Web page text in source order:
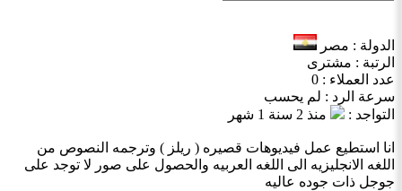
الدولة : مصر
الرتبة : مشترى
عدد العملاء : 0
سرعة الرد : لم يحسب
التواجد :
منذ 2 سنة 1 شهر
انا استطيع عمل فيديوهات قصيره ( ريلز ) وترجمه النصوص من
اللغه الانجليزيه الى اللغه العربيه والحصول على صور لا توجد على
جوجل ذات جوده عاليه